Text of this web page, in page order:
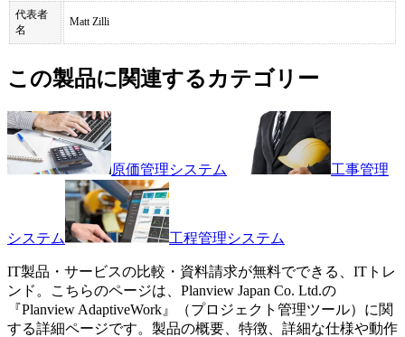
代表者
名
Matt Zilli
この製品に関連するカテゴリー
原価管理システム 工事管理
システム 工程管理システム
IT製品・サービスの比較・資料請求が無料でできる、ITトレ
ンド。こちらのページは、 Planview Japan Co. Ltd.の
『Planview AdaptiveWork 』（プロジェクト管理ツール）に関
する詳細ページです。製品の概要、特徴、詳細な仕様や動作